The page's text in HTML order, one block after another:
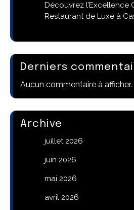
Découvrez l’Excellence
Restaurant de Luxe à
Derniers
Aucun commentaire à afficher.
Archive
juillet 2026
juin 2026
mai 2026
avril 2026